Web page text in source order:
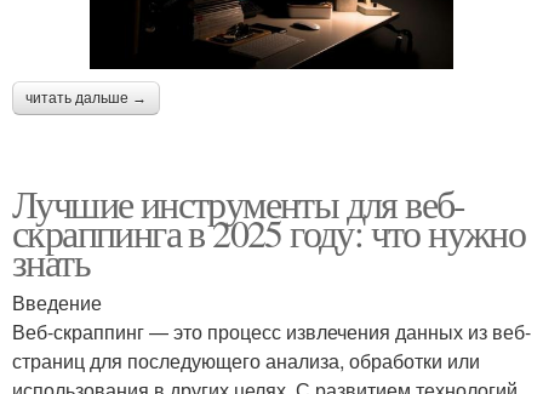
читать дальше →
Лучшие инструменты для веб-
скраппинга в 2025 году: что нужно
знать
Введение
Веб-скраппинг — это процесс извлечения данных из веб-
страниц для последующего анализа, обработки или